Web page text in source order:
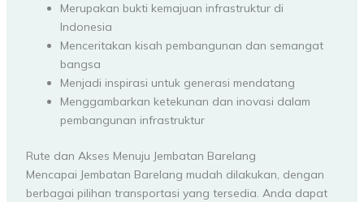
Merupakan bukti kemajuan infrastruktur di
Indonesia
Menceritakan kisah pembangunan dan semangat
bangsa
Menjadi inspirasi untuk generasi mendatang
Menggambarkan ketekunan dan inovasi dalam
pembangunan infrastruktur
Rute dan Akses Menuju Jembatan Barelang
Mencapai Jembatan Barelang mudah dilakukan, dengan
berbagai pilihan transportasi yang tersedia. Anda dapat